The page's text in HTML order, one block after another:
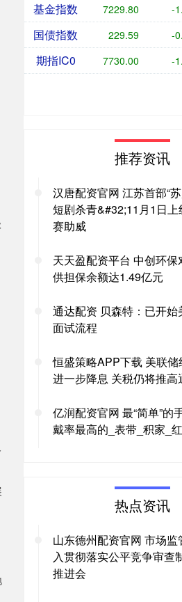
基金指数 7229.80 -
国债指数 229.59 -
期指IC0 7730.00 -
推荐资讯
汉唐配资官网 江苏首部“
短剧杀青&#32;11月1日
赛助威
天天盈配资平台 中创环保
供担保余额达1.49亿元
通达配资 贝森特：已开始
面试流程
恒盛策略APP下载 美联
进一步降息 关税仍将推高
亿润配资官网 最“简单”的
戴率最高的_表带_积家_
热点资讯
山东德州配资官网 市场监
入贯彻落实公平竞争审查
推进会